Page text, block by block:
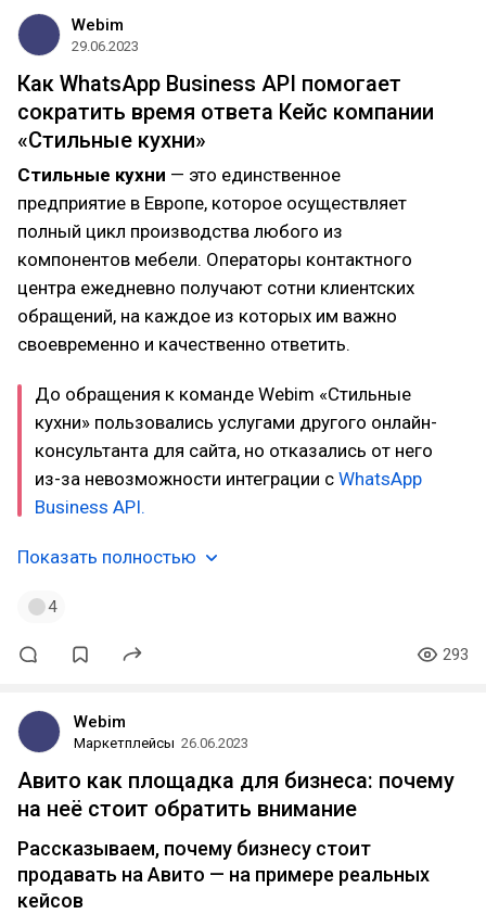
Webim
29.06.2023
Как WhatsApp Business API помогает
сократить время ответа Кейс компании
«Стильные кухни»
Стильные кухни — это единственное
предприятие в Европе, которое осуществляет
полный цикл производства любого из
компонентов мебели. Операторы контактного
центра ежедневно получают сотни клиентских
обращений, на каждое из которых им важно
своевременно и качественно ответить.
До обращения к команде Webim «Стильные
кухни» пользовались услугами другого онлайн-
консультанта для сайта, но отказались от него
из-за невозможности интеграции с WhatsApp
Business API.
Показать полностью
4
293
Webim
Маркетплейсы 26.06.2023
Авито как площадка для бизнеса: почему
на неё стоит обратить внимание
Рассказываем, почему бизнесу стоит
продавать на Авито — на примере реальных
кейсов